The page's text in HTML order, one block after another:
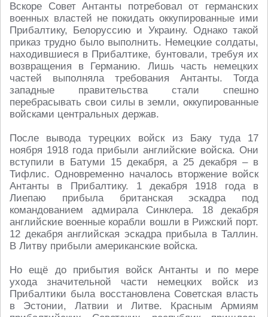
Вскоре Совет Антанты потребовал от германских
военных властей не покидать оккупированные ими
Прибалтику, Белоруссию и Украину. Однако такой
приказ трудно было выполнить. Немецкие солдаты,
находившиеся в Прибалтике, бунтовали, требуя их
возвращения в Германию. Лишь часть немецких
частей выполняла требования Антанты. Тогда
западные правительства стали спешно
перебрасывать свои силы в земли, оккупированные
войсками центральных держав.
После вывода турецких войск из Баку туда 17
ноября 1918 года прибыли английские войска. Они
вступили в Батуми 15 декабря, а 25 декабря – в
Тифлис. Одновременно началось вторжение войск
Антанты в Прибалтику. 1 декабря 1918 года в
Лиепаю прибыла британская эскадра под
командованием адмирала Синклера. 18 декабря
английские военные корабли вошли в Рижский порт.
12 декабря английская эскадра прибыла в Таллин.
В Литву прибыли американские войска.
Но ещё до прибытия войск Антанты и по мере
ухода значительной части немецких войск из
Прибалтики была восстановлена Советская власть
в Эстонии, Латвии и Литве. Красным Армиям